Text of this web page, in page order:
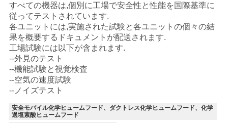
すべての機器は,個別に工場で安全性と性能を国際基準に
従ってテストされています.
各ユニットには,実施された試験と各ユニットの個々の結
果を概要するドキュメントが配送されます.
工場試験には以下が含まれます.
--外見のテスト
--機能試験と視覚検査
--空気の速度試験
--ノイズテスト
安全モバイル化学ヒュームフード、ダクトレス化学ヒュームフード、化学
過塩素酸ヒュームフード